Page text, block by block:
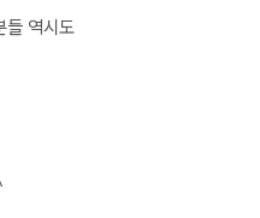
들 역시도